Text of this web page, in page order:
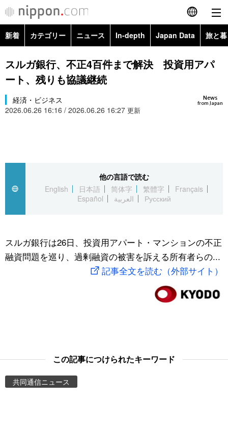
English
简体字
Русский
カテゴリー
国際
社会
文化
アーカイブ
Japan Data
旅と暮らし
動画/Live
Images
People
新着 カテゴリー ニュース In-depth Japan Data 旅と
政治・外交
経済・ビジネス
国際・海外
文化
科学・技術
暮らし
スポーツ・東京2020
Topics
スルガ銀行、不正4百件まで解決 投資用アパ
ート、残りも協議継続
News
from Japan
経済・ビジネス
2026.06.26 16:16 / 2026.06.26 16:27 更新
他の言語で読む
English
日本語 简体字 繁體字
Français
Español
العربية Русский
スルガ銀行は26日、投資用アパート・マンションの不正
融資問題を巡り、過剰融資の被害を訴える所有者らの...
記事全文を読む（外部サイト）
この記事につけられたキーワード
共同通信ニュース